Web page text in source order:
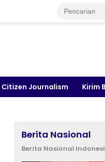
Citizen Journalism Kirim
Berita Nasional
Berita Nasional